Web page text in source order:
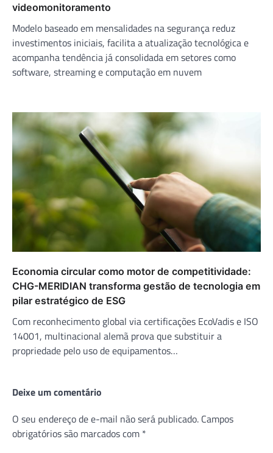
videomonitoramento
Modelo baseado em mensalidades na segurança reduz
investimentos iniciais, facilita a atualização tecnológica e
acompanha tendência já consolidada em setores como
software, streaming e computação em nuvem
Economia circular como motor de competitividade:
CHG-MERIDIAN transforma gestão de tecnologia em
pilar estratégico de ESG
Com reconhecimento global via certificações EcoVadis e ISO
14001, multinacional alemã prova que substituir a
propriedade pelo uso de equipamentos…
Deixe um comentário
O seu endereço de e-mail não será publicado. Campos
obrigatórios são marcados com *